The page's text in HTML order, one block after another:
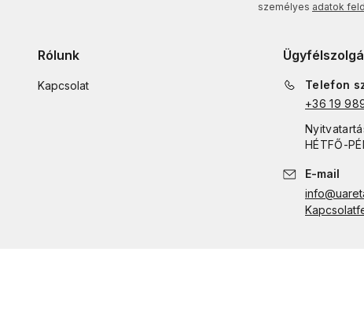
személyes adatok
Rólunk
Kapcsolat
Telefon
+36 19
HÉTFŐ-
E-mail